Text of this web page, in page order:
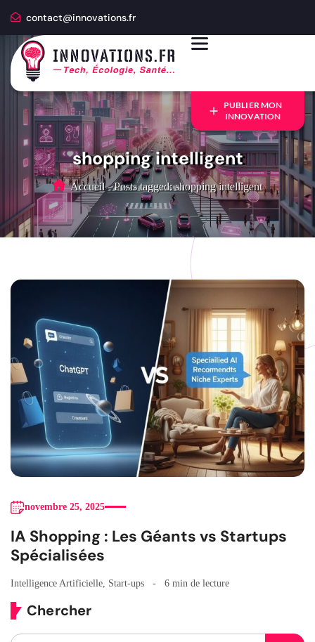
contact@innovations.fr
PUBLIER MON
INNOVATION
shopping intelligent
Accueil - Posts tagged: shopping intelligent
novembre 25, 2025
IA Shopping : Les Géants vs Startups
Spécialisées
Intelligence Artificielle Start-ups 6 min de lecture
Chercher